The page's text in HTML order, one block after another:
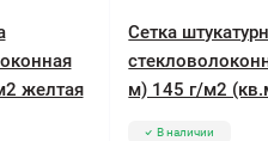
желтая
Сетка
м) 145 г/м2
В наличии